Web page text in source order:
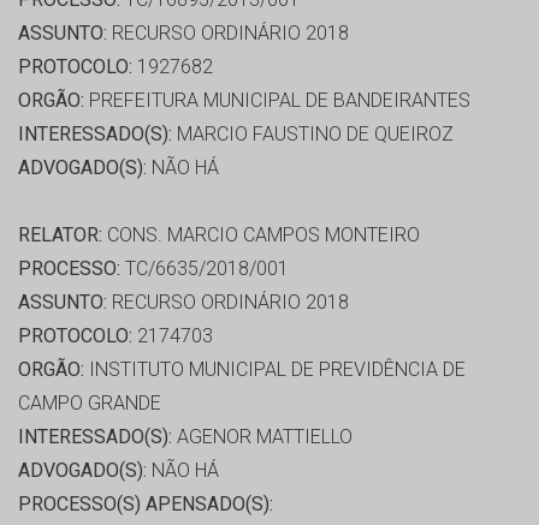
ASSUNTO: RECURSO ORDINÁRIO 2018
PROTOCOLO: 1927682
ORGÃO: PREFEITURA MUNICIPAL DE BANDEIRANTES
INTERESSADO(S): MARCIO FAUSTINO DE QUEIROZ
ADVOGADO(S): NÃO HÁ
RELATOR: CONS. MARCIO CAMPOS MONTEIRO
PROCESSO: TC/6635/2018/001
ASSUNTO: RECURSO ORDINÁRIO 2018
PROTOCOLO: 2174703
ORGÃO: INSTITUTO MUNICIPAL DE PREVIDÊNCIA DE
CAMPO GRANDE
INTERESSADO(S): AGENOR MATTIELLO
ADVOGADO(S): NÃO HÁ
PROCESSO(S) APENSADO(S):